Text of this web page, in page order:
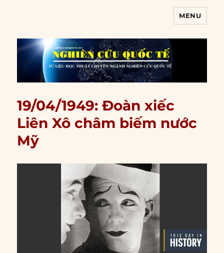
MENU
19/04/1949: Đoàn xiếc
Liên Xô châm biếm nước
Mỹ